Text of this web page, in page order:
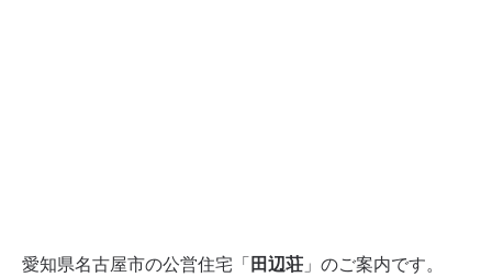
愛知県名古屋市の公営住宅「 田辺荘 」のご案内です。